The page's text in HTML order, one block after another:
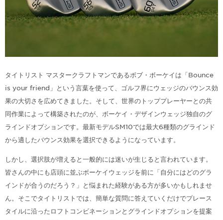
タイトリスト マスタークラフトマンであるボブ・ボーケイは「Bounce
is your friend」という言葉を使って、ゴルフ界にウェッジのバウンス効
果の大切さを広めてきました。そして、世界のトッププレーヤーとの共
同作業によって構築されたのが、ボーケイ・デザインウェッジ独自のグ
ラインドオプションです。最新モデルSM10では最大6種類のグラインド
から適したバウンス効果を選択できるようになっています。
しかし、選択肢が増えると一般的には迷いが生じると言われています。
皆さんの中にも店頭に並ぶボーケイウェッジを前に「自分にはどのグラ
インドが合うのだろう？」と悩まれた経験がある方が多いかもしれませ
ん。そこでタイトリストでは、簡単な質問に答えていくだけでプレース
タイルに沿ったロフトコンビネーションとグラインドオプションを提案